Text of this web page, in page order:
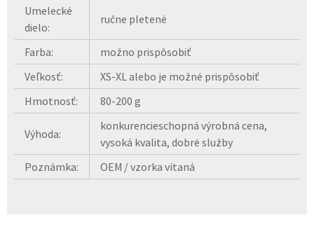
Umelecké
dielo:
ručne pletené
Farba:
možno prispôsobiť
Veľkosť:
XS-XL alebo je možné prispôsobiť
Hmotnosť:
80-200 g
Výhoda:
konkurencieschopná výrobná cena,
vysoká kvalita, dobré služby
Poznámka:
OEM / vzorka vítaná